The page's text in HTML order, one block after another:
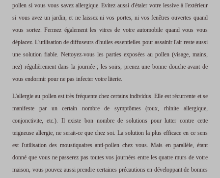
pollen si vous vous savez allergique. Evitez aussi d'étaler votre lessive à l'extérieur
si vous avez un jardin, et ne laissez ni vos portes, ni vos fenêtres ouvertes quand
vous sortez. Fermez également les vitres de votre automobile quand vous vous
déplacez. L'utilisation de diffuseurs d'huiles essentielles pour assainir l'air reste aussi
une solution fiable. Nettoyez-vous les parties exposées au pollen (visage, mains,
nez) régulièrement dans la journée ; les soirs, prenez une bonne douche avant de
vous endormir pour ne pas infecter votre literie.
L'allergie au pollen est très fréquente chez certains individus. Elle est récurrente et se
manifeste par un certain nombre de symptômes (toux, rhinite allergique,
conjonctivite, etc.). Il existe bon nombre de solutions pour lutter contre cette
teigneuse allergie, ne serait-ce que chez soi. La solution la plus efficace en ce sens
est l'utilisation des moustiquaires anti-pollen chez vous. Mais en parallèle, étant
donné que vous ne passerez pas toutes vos journées entre les quatre murs de votre
maison, vous pouvez aussi prendre certaines précautions en développant de bonnes